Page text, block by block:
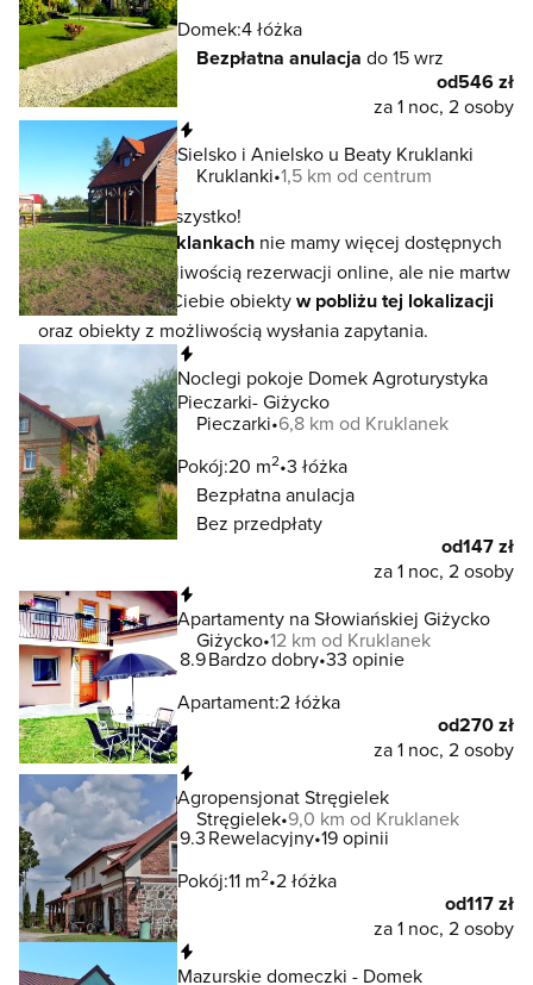
Domek:4 łóżka
Bezpłatna anulacja do 15 wrz
od546 zł
za 1 noc, 2 osoby
Sielsko i Anielsko u Beaty Kruklanki
Kruklanki 1,5 km od centrum
To jeszcze nie wszystko!
W lokalizacjiKruklankach nie mamy więcej dostępnych
noclegów z możliwością rezerwacji online, ale nie martw
się - czekają na Ciebie obiektyw pobliżu tej lokalizacji
oraz obiekty z możliwością wysłania zapytania.
Noclegi pokoje Domek Agroturystyka
Pieczarki- Giżycko
Pieczarki 6,8 km od Kruklanek
Pokój:20 m2 3 łóżka
Bezpłatna anulacja
Bez przedpłaty
od147 zł
za 1 noc, 2 osoby
Apartamenty na Słowiańskiej Giżycko
Giżycko 12 km od Kruklanek
8.9Bardzo dobry 33 opinie
Apartament:2 łóżka
od270 zł
za 1 noc, 2 osoby
Agropensjonat Stręgielek
Stręgielek 9,0 km od Kruklanek
9.3Rewelacyjny 19 opinii
Pokój:11 m2 2 łóżka
od117 zł
za 1 noc, 2 osoby
Mazurskie domeczki - Domek